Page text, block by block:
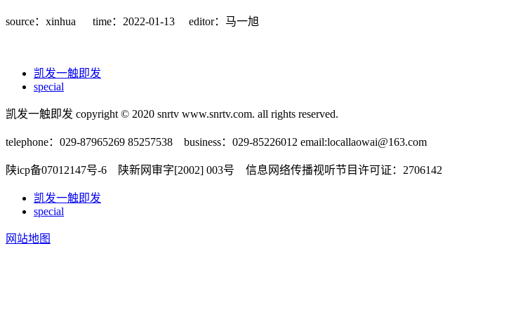
source：xinhua time：2022-01-13 editor：马一旭
凯发一触即发
special
凯发一触即发 copyright © 2020 snrtv www.snrtv.com. all rights reserved.
telephone：029-87965269 85257538 business：029-85226012 email:locallaowai@163.com
陕icp备07012147号-6 陕新网审字[2002] 003号 信息网络传播视听节目许可证：2706142
凯发一触即发
special
网站地图